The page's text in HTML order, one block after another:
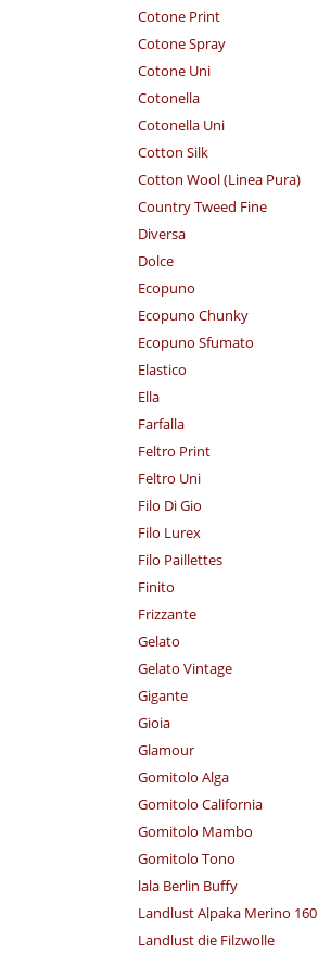
Cotone Print
Cotone Spray
Cotone Uni
Cotonella
Cotonella Uni
Cotton Silk
Cotton Wool (Linea Pura)
Country Tweed Fine
Diversa
Dolce
Ecopuno
Ecopuno Chunky
Ecopuno Sfumato
Elastico
Ella
Farfalla
Feltro Print
Feltro Uni
Filo Di Gio
Filo Lurex
Filo Paillettes
Finito
Frizzante
Gelato
Gelato Vintage
Gigante
Gioia
Glamour
Gomitolo Alga
Gomitolo California
Gomitolo Mambo
Gomitolo Tono
lala Berlin Buffy
Landlust Alpaka Merino 160
Landlust die Filzwolle